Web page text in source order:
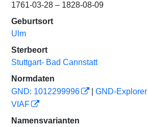
1761-03-28 – 1828-08-09
Geburtsort
Ulm
Sterbeort
Stuttgart- Bad Cannstatt
Normdaten
GND: 1012299996
GND-Explorer
VIAF
Namensvarianten